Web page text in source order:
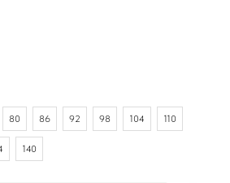
80 86 92 98 104 110
140